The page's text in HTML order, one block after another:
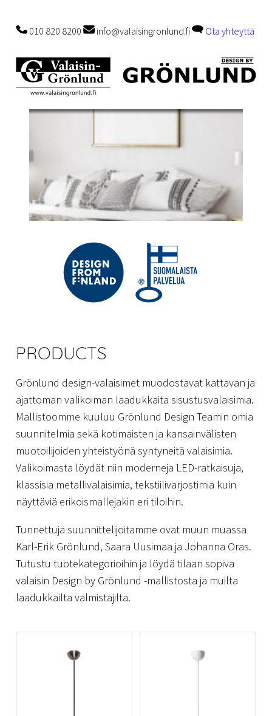
010 820 8200 info@valaisingronlund.fi Ota yhteyttä
PRODUCTS
Grönlund design-valaisimet muodostavat kattavan ja
ajattoman valikoiman laadukkaita sisustusvalaisimia.
Mallistoomme kuuluu Grönlund Design Teamin omia
suunnitelmia sekä kotimaisten ja kansainvälisten
muotoilijoiden yhteistyönä syntyneitä valaisimia.
Valikoimasta löydät niin moderneja LED-ratkaisuja,
klassisia metallivalaisimia, tekstiilivarjostimia kuin
näyttäviä erikoismallejakin eri tiloihin.
Tunnettuja suunnittelijoitamme ovat muun muassa
Karl-Erik Grönlund, Saara Uusimaa ja Johanna Oras.
Tutustu tuotekategorioihin ja löydä tilaan sopiva
valaisin Design by Grönlund -mallistosta ja muilta
laadukkailta valmistajilta.